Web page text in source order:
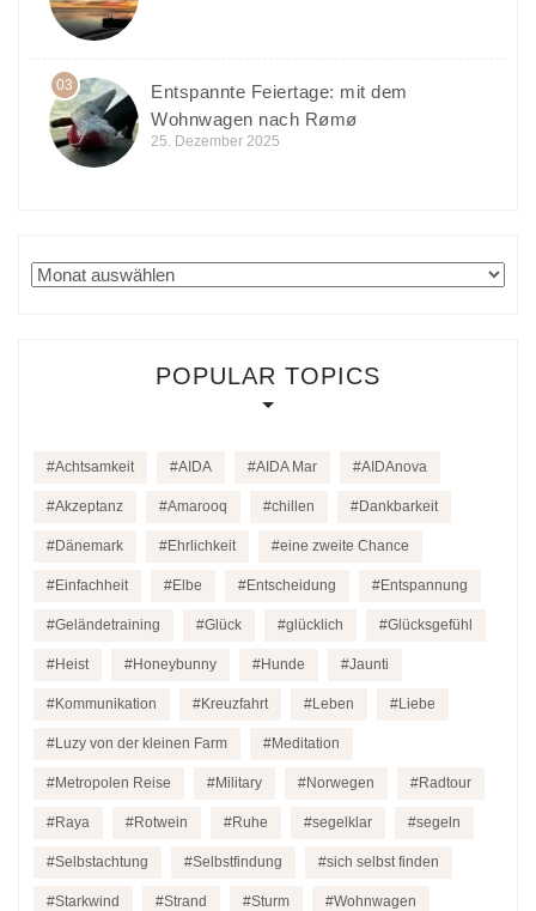
03
Entspannte Feiertage: mit dem
Wohnwagen nach Rømø
25. Dezember 2025
Archiv
POPULAR TOPICS
Achtsamkeit AIDA AIDA Mar AIDAnova
Akzeptanz Amarooq chillen Dankbarkeit
Dänemark Ehrlichkeit eine zweite Chance
Einfachheit Elbe Entscheidung Entspannung
Geländetraining Glück glücklich Glücksgefühl
Heist Honeybunny Hunde Jaunti
Kommunikation Kreuzfahrt Leben Liebe
Luzy von der kleinen Farm Meditation
Metropolen Reise Military Norwegen Radtour
Raya Rotwein Ruhe segelklar segeln
Selbstachtung Selbstfindung sich selbst finden
Starkwind Strand Sturm Wohnwagen